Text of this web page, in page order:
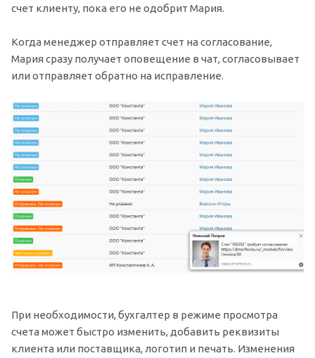
счет клиенту, пока его не одобрит Мария.
Когда менеджер отправляет счет на согласование,
Мария сразу получает оповещение в чат, согласовывает
или отправляет обратно на исправление.
При необходимости, бухгалтер в режиме просмотра
счета может быстро изменить, добавить реквизиты
клиента или поставщика, логотип и печать. Изменения